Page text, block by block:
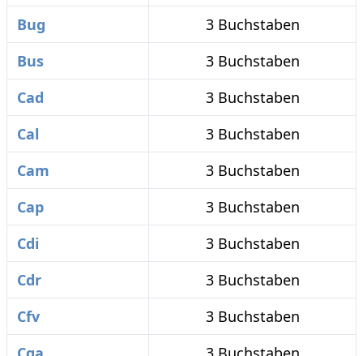
Bug
3 Buchstaben
Bus
3 Buchstaben
Cad
3 Buchstaben
Cal
3 Buchstaben
Cam
3 Buchstaben
Cap
3 Buchstaben
Cdi
3 Buchstaben
Cdr
3 Buchstaben
Cfv
3 Buchstaben